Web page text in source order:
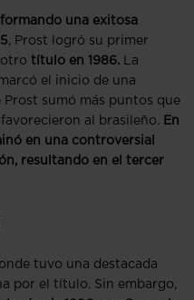
una exitosa
, Prost logró su primer
título en 1986. La
el inicio de una
Prost sumó más puntos que
al brasileño. En
en una controversial
resultando en el tercer
tuvo una destacada
por el título. Sin embargo,